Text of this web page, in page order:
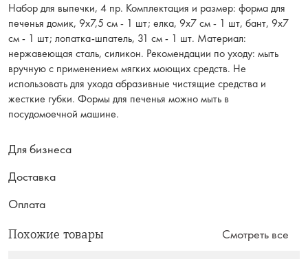
Набор для выпечки, 4 пр. Комплектация и размер: форма для
печенья домик, 9х7,5 см - 1 шт; елка, 9х7 см - 1 шт, бант, 9х7
см - 1 шт; лопатка-шпатель, 31 см - 1 шт. Материал:
нержавеющая сталь, силикон. Рекомендации по уходу: мыть
вручную с применением мягких моющих средств. Не
использовать для ухода абразивные чистящие средства и
жесткие губки. Формы для печенья можно мыть в
посудомоечной машине.
Для бизнеса
Доставка
Оплата
Похожие товары Смотреть все